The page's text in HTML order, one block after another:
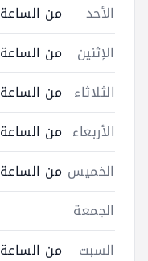
الأحد
من الساعة 10:00 صباحًا حتى 05:30 مساءً
الإثنين
من الساعة 10:00 صباحًا حتى 05:30 مساءً
الثلاثاء من الساعة 10:00 صباحًا حتى 05:30 مساءً
الأربعاء من الساعة 10:00 صباحًا حتى 05:30 مساءً
الخميس من الساعة 10:00 صباحًا حتى 05:30 مساءً
الجمعة
السبت
من الساعة 10:00 صباحًا حتى 05:30 مساءً